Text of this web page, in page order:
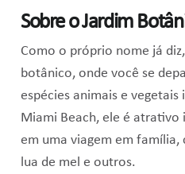
Sobre o Jardim
Como o próprio nome já
botânico, onde você se
espécies animais e vegetais
Miami Beach, ele é atrativo
em uma viagem em família,
lua de mel e outros.